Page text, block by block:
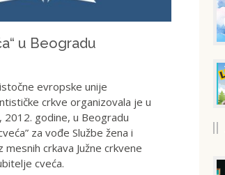
u Beogradu
evropske unije
crkve organizovala je u
2012. godine, u Beogradu
za vođe Službe žena i
mesnih crkava Južne crkvene
cveća.